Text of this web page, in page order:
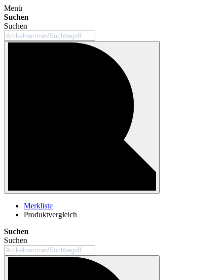
Menü
Suchen
Suchen
Merkliste
Produktvergleich
Suchen
Suchen